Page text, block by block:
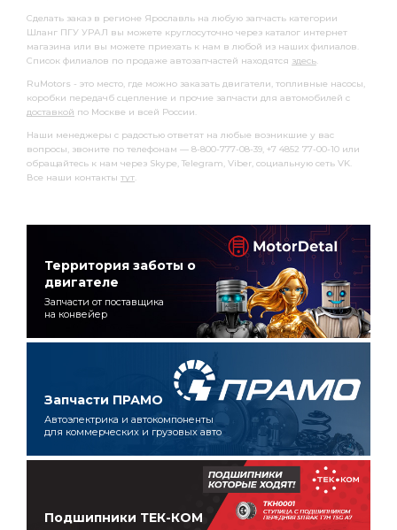
Сделать заказ в регионе Ярославль на любую запчасть категории
Шланг ПГУ УРАЛ вы можете круглосуточно через каталог интернет
магазина или вы можете приехать к нам в любой из наших филиалов.
Список филиалов по продаже автозапчастей находятся здесь.
RuMotors - это место, где можно заказать двигатели, топливные насосы,
коробки передачб сцепление и прочие запчасти для автомобилей с
доставкой по Москве и всей России.
Наши менеджеры с радостью ответят на любые возникшие у вас
вопросы, звоните по телефонам — 8-800-777-08-39, +7 4852 77-00-10 или
обращайтесь к нам через Skype, Telegram, Viber, социальную сеть VK.
Все наши контакты тут.
Территория заботы о
двигателе
Запчасти от поставщика
на конвейер
Запчасти ПРАМО
Автоэлектрика и автокомпоненты
для коммерческих и грузовых авто
Подшипники ТЕК-КОМ